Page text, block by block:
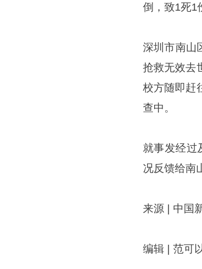
倒，致1死1
深圳市南山
抢救无效去
校方随即赶
查中。
就事发经过
况反馈给南
来源 | 中国
编辑 | 范可